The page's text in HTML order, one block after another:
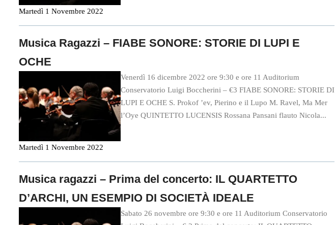
Martedì 1 Novembre 2022
Musica Ragazzi – FIABE SONORE: STORIE DI LUPI E
OCHE
Venerdì 16 dicembre 2022 ore 9:30 e ore 11 Auditorium
Conservatorio Luigi Boccherini – €3 FIABE SONORE: STORIE DI
LUPI E OCHE S. Prokof ’ev, Pierino e il Lupo M. Ravel, Ma Mer
l’Oye QUINTETTO LUCENSIS Rossana Pansani flauto Nicola...
Martedì 1 Novembre 2022
Musica ragazzi – Prima del concerto: IL QUARTETTO
D’ARCHI, UN ESEMPIO DI SOCIETÀ IDEALE
Sabato 26 novembre ore 9:30 e ore 11 Auditorium Conservatorio